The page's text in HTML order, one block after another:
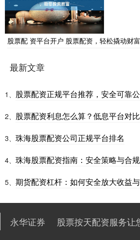
股票配 资平台开户 股票配资，轻松撬动财
最新文章
1、 股票配资正规平台推荐，安全可靠
2、 股票配资利息怎么算？低息平台对
3、 珠海股票配资公司正规平台排名
4、 珠海股票配资指南：安全策略与合
5、 期货配资杠杆：如何安全放大收益
永华证券 股票按天配资服务让